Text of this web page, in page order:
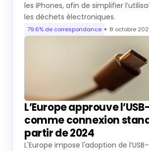
les iPhones, afin de simplifier
les déchets électroniques.
79.6% de correspondance 8 octobre
L’Europe approuve
comme connexion
partir de 2024
L'Europe impose l'adoption de